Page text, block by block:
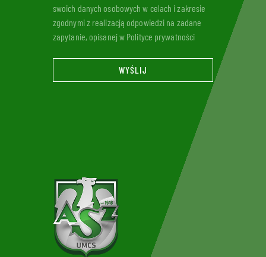
swoich danych osobowych w celach i zakresie
zgodnymi z realizacją odpowiedzi na zadane
zapytanie, opisanej w Polityce prywatności
WYŚLIJ